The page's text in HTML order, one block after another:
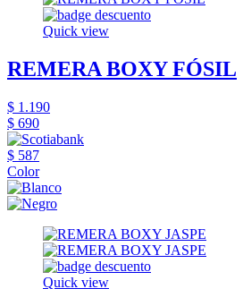
Quick view
REMERA BOXY FÓSIL
$ 1.190
$ 690
$ 587
Color
Quick view